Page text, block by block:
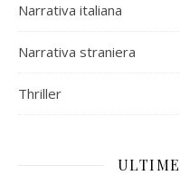
Narrativa italiana
Narrativa straniera
Thriller